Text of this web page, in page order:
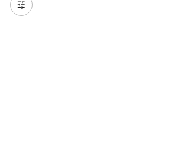
soovite lisada värvikat meeleolu. Need
populaarsed, sest muudavad ruumi